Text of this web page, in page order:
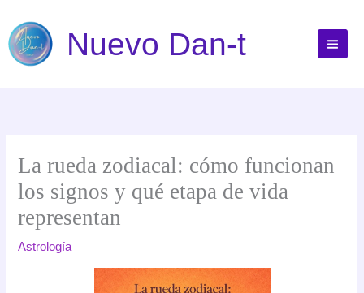
contenido
Nuevo Dan-t
La rueda zodiacal: cómo funcionan
los signos y qué etapa de vida
representan
Astrología